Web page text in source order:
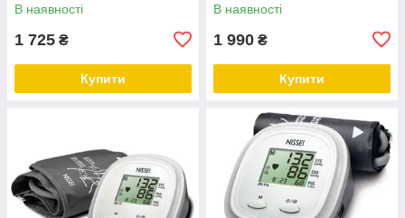
В наявності
1 725 ₴
Купити
В наявності
1 990 ₴
Купити